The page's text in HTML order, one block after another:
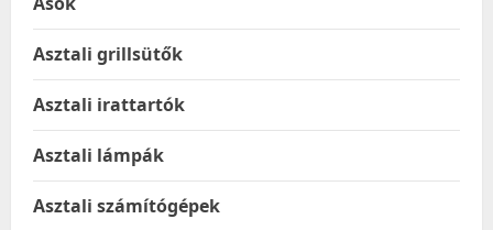
Asztali grillsütők
Asztali irattartók
Asztali lámpák
Asztali számítógépek